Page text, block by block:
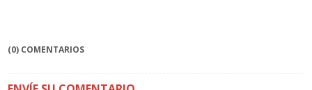
(0) COMENTARIOS